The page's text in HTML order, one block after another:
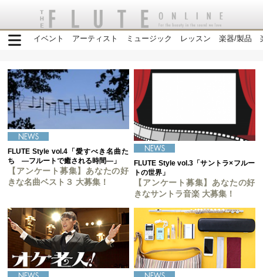
イベント アーティスト ミュージック レッスン 楽器/製品
FLUTE Style vol.4「愛すべき名曲た
ち ―フルートで癒される時間―」
【アンケート募集】あなたの好
きな名曲ベスト３ 大募集！
FLUTE Style vol.3「サントラ×フルー
トの世界」
【アンケート募集】あなたの好
きなサントラ音楽 大募集！